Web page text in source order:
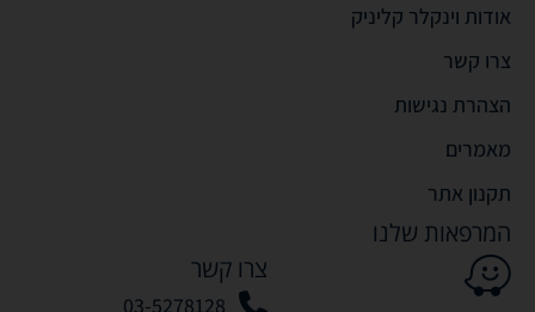
אודות וינקלר קליניק
צרו קשר
הצהרת נגישות
מאמרים
תקנון אתר
המרפאות שלנו
צרו קשר
03-5278128